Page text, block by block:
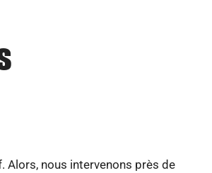
Alors, nous intervenons près de